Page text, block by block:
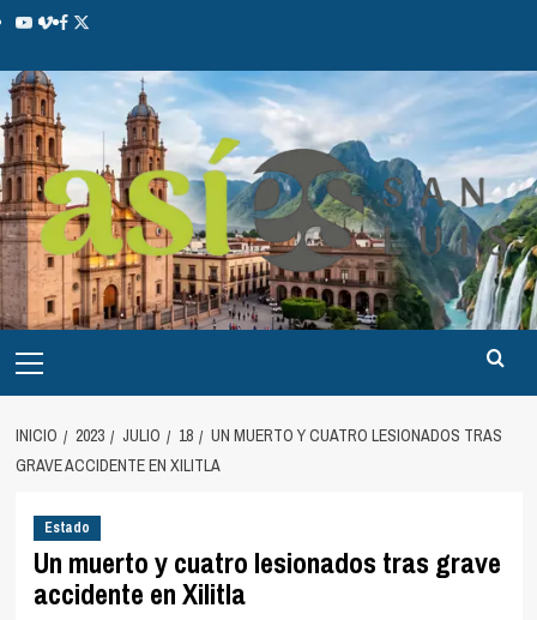
INICIO 2023 JULIO 18
UN MUERTO Y CUATRO LESIONADOS TRAS
GRAVE ACCIDENTE EN XILITLA
Estado
Un muerto y cuatro lesionados tras grave
accidente en Xilitla